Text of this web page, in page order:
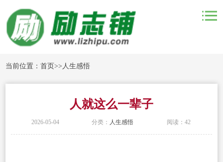
当前位置：首页>> 人生感悟
人就这么一辈子
2026-05-04 分类： 人生感悟 阅读：42